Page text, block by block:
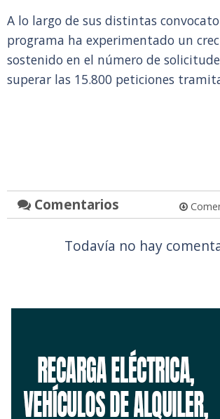
A lo largo de sus distintas
programa ha experimentado un
sostenido en el número de
superar las 15.800 peticiones
Comentarios
Todavía no hay